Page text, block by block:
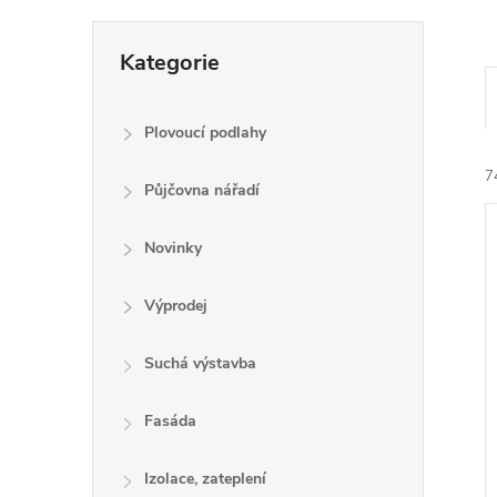
e
kategorie
Kategorie
Plovoucí podlahy
Půjčovna nářadí
Novinky
Výprodej
Suchá výstavba
Fasáda
Izolace, zateplení
a